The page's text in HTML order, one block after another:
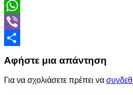
LinkedIn
WhatsApp
Viber
Αφήστε μια απάντηση
Για να σχολιάσετε πρέπει να